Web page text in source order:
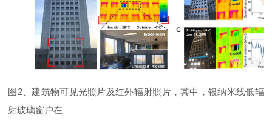
图2、建筑物可见光照片及红外辐射照片，其中，银纳米线低辐
射玻璃窗户在